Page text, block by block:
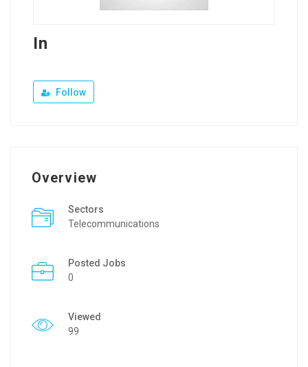
In
Follow
Overview
Sectors
Telecommunications
Posted Jobs
0
Viewed
99